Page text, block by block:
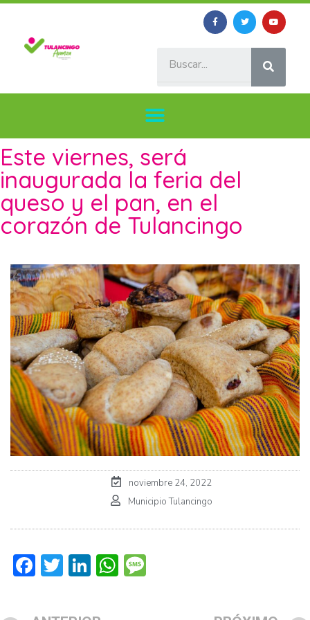
Este viernes, será
inaugurada la feria del
queso y el pan, en el
corazón de Tulancingo
noviembre 24, 2022
Municipio Tulancingo
Facebook
Twitter
LinkedIn
WhatsApp